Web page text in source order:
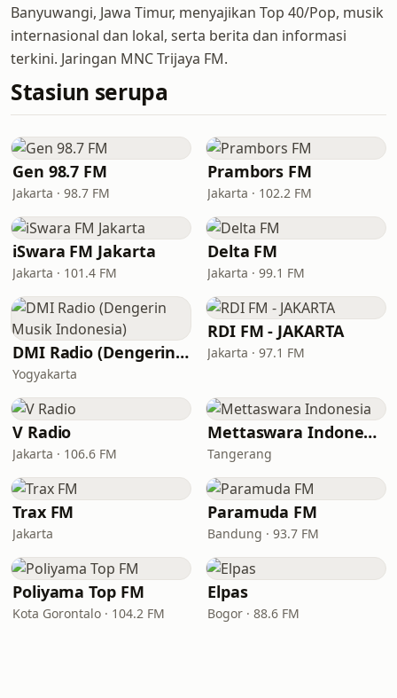
Banyuwangi, Jawa Timur, menyajikan Top 40/Pop, musik
internasional dan lokal, serta berita dan informasi
terkini. Jaringan MNC Trijaya FM.
Stasiun serupa
Gen 98.7 FM
Jakarta · 98.7 FM
Prambors FM
Jakarta · 102.2 FM
iSwara FM Jakarta
Jakarta · 101.4 FM
Delta FM
Jakarta · 99.1 FM
DMI Radio (Dengerin Musik Indonesia)
Yogyakarta
RDI FM - JAKARTA
Jakarta · 97.1 FM
V Radio
Jakarta · 106.6 FM
Mettaswara Indonesia
Tangerang
Trax FM
Jakarta
Paramuda FM
Bandung · 93.7 FM
Poliyama Top FM
Kota Gorontalo · 104.2 FM
Elpas
Bogor · 88.6 FM